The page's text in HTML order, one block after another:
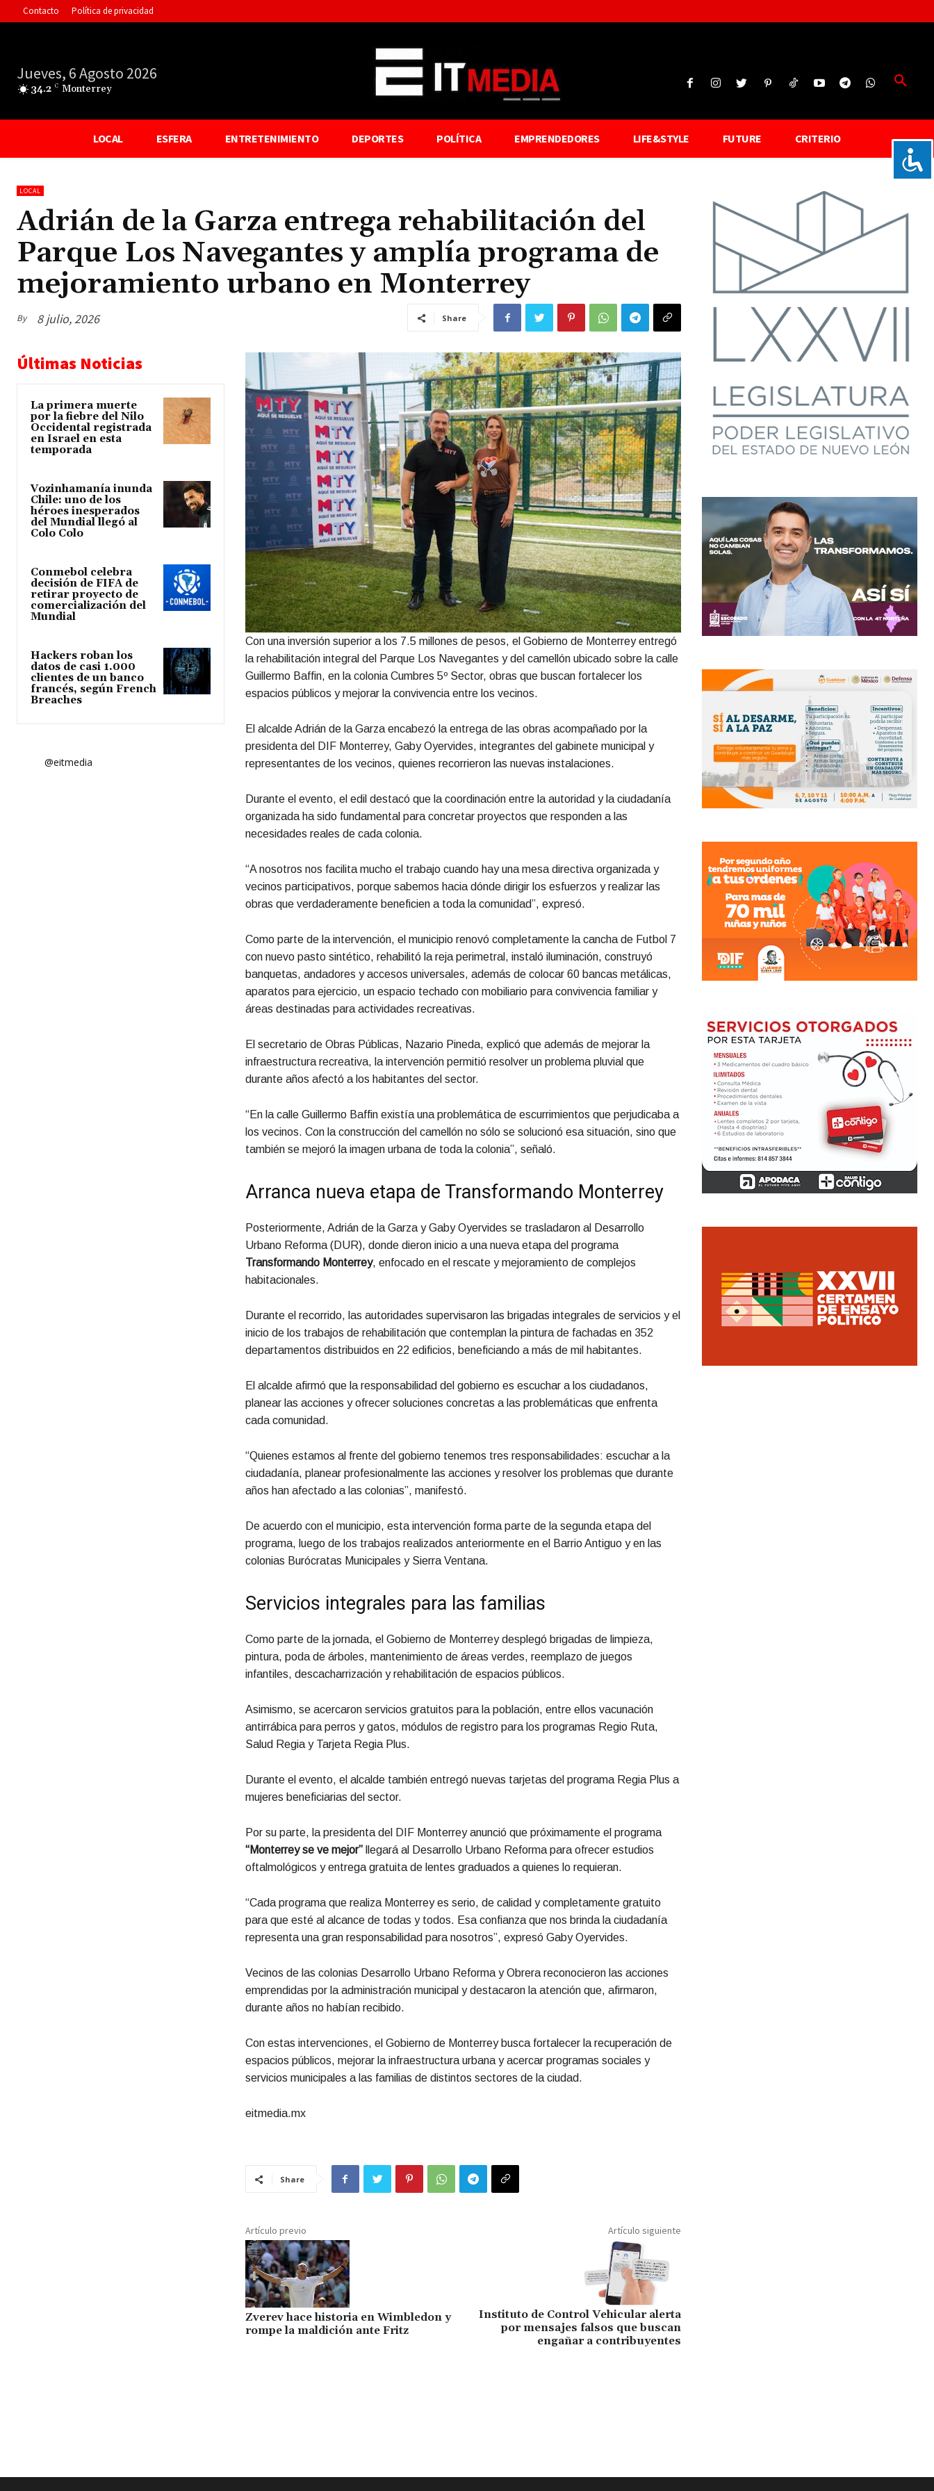
Contacto Política de privacidad
Jueves, 6 Agosto 2026
34.2 C Monterrey
LOCAL ESFERA ENTRETENIMIENTO DEPORTES POLÍTICA EMPRENDEDORES LIFE&STYLE FUTURE CRITERIO
LOCAL
Adrián de la Garza entrega rehabilitación del
Parque Los Navegantes y amplía programa de
mejoramiento urbano en Monterrey
By 8 julio, 2026 Share
Últimas Noticias
La primera muerte
por la fiebre del Nilo
Occidental registrada
en Israel en esta
temporada
Vozinhamanía inunda
Chile: uno de los
héroes inesperados
del Mundial llegó al
Colo Colo
Conmebol celebra
decisión de FIFA de
retirar proyecto de
comercialización del
Mundial
Hackers roban los
datos de casi 1.000
clientes de un banco
francés, según French
Breaches
@eitmedia
Con una inversión superior a los 7.5 millones de pesos, el Gobierno de Monterrey entregó
la rehabilitación integral del Parque Los Navegantes y del camellón ubicado sobre la calle
Guillermo Baffin, en la colonia Cumbres 5º Sector, obras que buscan fortalecer los
espacios públicos y mejorar la convivencia entre los vecinos.
El alcalde Adrián de la Garza encabezó la entrega de las obras acompañado por la
presidenta del DIF Monterrey, Gaby Oyervides, integrantes del gabinete municipal y
representantes de los vecinos, quienes recorrieron las nuevas instalaciones.
Durante el evento, el edil destacó que la coordinación entre la autoridad y la ciudadanía
organizada ha sido fundamental para concretar proyectos que responden a las
necesidades reales de cada colonia.
“A nosotros nos facilita mucho el trabajo cuando hay una mesa directiva organizada y
vecinos participativos, porque sabemos hacia dónde dirigir los esfuerzos y realizar las
obras que verdaderamente beneficien a toda la comunidad”, expresó.
Como parte de la intervención, el municipio renovó completamente la cancha de Futbol 7
con nuevo pasto sintético, rehabilitó la reja perimetral, instaló iluminación, construyó
banquetas, andadores y accesos universales, además de colocar 60 bancas metálicas,
aparatos para ejercicio, un espacio techado con mobiliario para convivencia familiar y
áreas destinadas para actividades recreativas.
El secretario de Obras Públicas, Nazario Pineda, explicó que además de mejorar la
infraestructura recreativa, la intervención permitió resolver un problema pluvial que
durante años afectó a los habitantes del sector.
“En la calle Guillermo Baffin existía una problemática de escurrimientos que perjudicaba a
los vecinos. Con la construcción del camellón no sólo se solucionó esa situación, sino que
también se mejoró la imagen urbana de toda la colonia”, señaló.
Arranca nueva etapa de Transformando Monterrey
Posteriormente, Adrián de la Garza y Gaby Oyervides se trasladaron al Desarrollo
Urbano Reforma (DUR), donde dieron inicio a una nueva etapa del programa
Transformando Monterrey, enfocado en el rescate y mejoramiento de complejos
habitacionales.
Durante el recorrido, las autoridades supervisaron las brigadas integrales de servicios y el
inicio de los trabajos de rehabilitación que contemplan la pintura de fachadas en 352
departamentos distribuidos en 22 edificios, beneficiando a más de mil habitantes.
El alcalde afirmó que la responsabilidad del gobierno es escuchar a los ciudadanos,
planear las acciones y ofrecer soluciones concretas a las problemáticas que enfrenta
cada comunidad.
“Quienes estamos al frente del gobierno tenemos tres responsabilidades: escuchar a la
ciudadanía, planear profesionalmente las acciones y resolver los problemas que durante
años han afectado a las colonias”, manifestó.
De acuerdo con el municipio, esta intervención forma parte de la segunda etapa del
programa, luego de los trabajos realizados anteriormente en el Barrio Antiguo y en las
colonias Burócratas Municipales y Sierra Ventana.
Servicios integrales para las familias
Como parte de la jornada, el Gobierno de Monterrey desplegó brigadas de limpieza,
pintura, poda de árboles, mantenimiento de áreas verdes, reemplazo de juegos
infantiles, descacharrización y rehabilitación de espacios públicos.
Asimismo, se acercaron servicios gratuitos para la población, entre ellos vacunación
antirrábica para perros y gatos, módulos de registro para los programas Regio Ruta,
Salud Regia y Tarjeta Regia Plus.
Durante el evento, el alcalde también entregó nuevas tarjetas del programa Regia Plus a
mujeres beneficiarias del sector.
Por su parte, la presidenta del DIF Monterrey anunció que próximamente el programa
“Monterrey se ve mejor”llegará al Desarrollo Urbano Reforma para ofrecer estudios
oftalmológicos y entrega gratuita de lentes graduados a quienes lo requieran.
“Cada programa que realiza Monterrey es serio, de calidad y completamente gratuito
para que esté al alcance de todas y todos. Esa confianza que nos brinda la ciudadanía
representa una gran responsabilidad para nosotros”, expresó Gaby Oyervides.
Vecinos de las colonias Desarrollo Urbano Reforma y Obrera reconocieron las acciones
emprendidas por la administración municipal y destacaron la atención que, afirmaron,
durante años no habían recibido.
Con estas intervenciones, el Gobierno de Monterrey busca fortalecer la recuperación de
espacios públicos, mejorar la infraestructura urbana y acercar programas sociales y
servicios municipales a las familias de distintos sectores de la ciudad.
eitmedia.mx
Share
Artículo previo
Zverev hace historia en Wimbledon y
rompe la maldición ante Fritz
Artículo siguiente
Instituto de Control Vehicular alerta
por mensajes falsos que buscan
engañar a contribuyentes